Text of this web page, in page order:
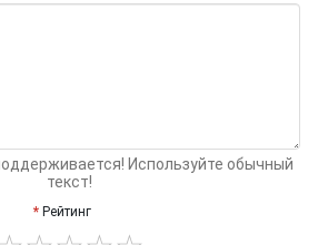
Используйте обычный
текст!
Рейтинг